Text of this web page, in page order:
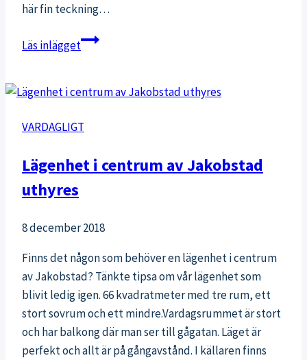
här fin teckning…
Läs inläggetDagisfredag
VARDAGLIGT
Lägenhet i centrum av Jakobstad
uthyres
8 december 2018
Finns det någon som behöver en lägenhet i centrum
av Jakobstad? Tänkte tipsa om vår lägenhet som
blivit ledig igen. 66 kvadratmeter med tre rum, ett
stort sovrum och ett mindre.Vardagsrummet är stort
och har balkong där man ser till gågatan. Läget är
perfekt och allt är på gångavstånd. I källaren finns